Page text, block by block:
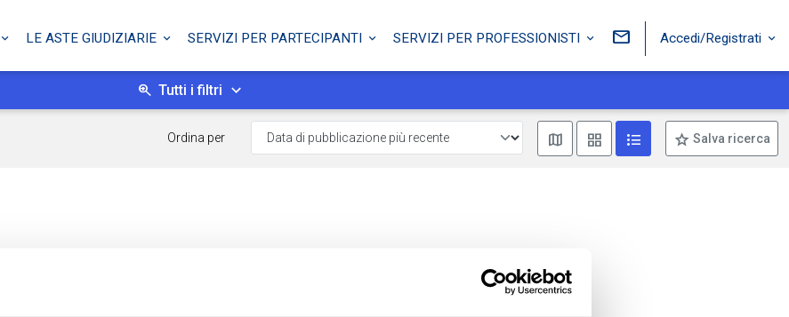
LE ASTE GIUDIZIARIE SERVIZI PER PARTECIPANTI SERVIZI PER PROFESSIONISTI Accedi/Registrati
Tutti i filtri
Ordina per Mostra mappaMostra come box
Mostra come lista
Salva ricerca